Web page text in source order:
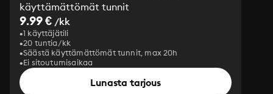
käyttämättömät tunnit
9.99 € /kk
1 käyttäjätili
20 tuntia/kk
Säästä käyttämättömät tunnit, max 20h
Ei sitoutumisaikaa
Lunasta tarjous